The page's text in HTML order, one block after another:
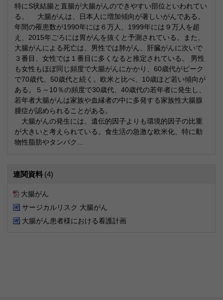
特にS状結腸と直腸が大腸がんのできやすい部位といわれてい
る。 大腸がんは、日本人に増加傾向が著しいがんである。
年間の罹患数が1990年には６万人、1999年には９万人を超
え、2015年ごろには胃がんを抜くと予測されている。また、
大腸がんによる死亡は、男性では肺がん、肝臓がんに次いで
３番目、女性では１番目に多くなると推定されている。 男性
も女性もほぼ同じ頻度で大腸がんにかかり、60歳代がピーク
で70歳代、50歳代と続く。欧米と比べ、10歳ほど若い傾向が
ある。５～10％の頻度で30歳代、40歳代の若年者に発生し、
若年者大腸がんは家族や血縁者の中に多発する家族性大腸腺
腫症が認められることがある。
大腸がんの発生には、遺伝的因子よりも環境的因子の比重
が大きいと考えられている。食生活の急激な欧米化、特に動
物性脂肪やタンパク...
連関資料 (4)
大腸がん
サージカルリスク 大腸がん
大腸がん患者様における看護計画